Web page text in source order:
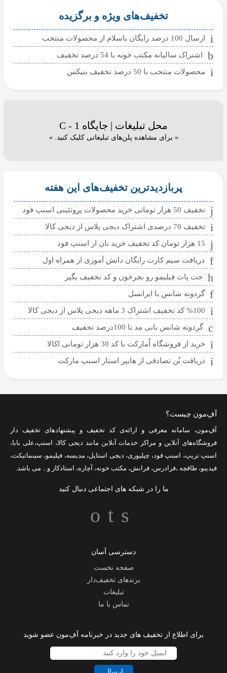
تخفیف‌های ویژه و برگزیده
ارسال 100 درصد رایگان باسلام از محصولات منتخب
اشتراک سالیانه مکتب خونه با 54 درصد تخفیف
محصولات منتخب با 50 درصد تخفیف بنیکس
محل تبلیغات | جایگاه C - 1
« برای مشاهده پلن‌های تبلیغاتی کلیک کنید. »
پربازدیدترین تخفیف‌های این هفته
تخفیف 50 هزار تومانی خرید محصولات پروتئینی اسنپ فود
تخفیف 70 درصدی اشتراک دیجی پلاس از دیجی کالا
15 هزار تومان کد تخفیف خرید نان از اسنپ فود
دریافت سیم کارت رایگان دانش آموزی از همراه اول
جت پات فیلیمو رو بچرخون و کد تخفیف بگیر
گردونه شانس با ایرانسل
%100 کد تخفیف اشتراک 3 ماهه دیجی پلاس از دیجی کالا
گردونه شانس بانی مد تا 100درصد تخفیف
خرید از فروشگاه اُمارکت با کد 30 هزار تومانی اکالا
دریافت بُن تصادفی از هایپر استار اسنپ مارکت
آفِ‌مون چیست؟
آفِ‌مون، سامانه معرفی و ارائه‌یکد تخفیف و پیشنهادهای تخفیف دار
فروشگاه‌های آنلاین و مراکز خدمات آنلاین مانند دیجی کالا، اسنپ،علی بابا،
اسنپ تریپ، اسنپ فود ، چیلیوری، دیجی استایل، مدیسه، فیلیمو، سینماتیکت،
فیدیبو، طاقچه ،فرادرس، فرانش، مکتب خونه، آچاره، استادکار و... می باشد.
ما را در شبکه های اجتماعی دنبال کنید
دسترسی آسان
صفحه نخست
برندهای تخفیف‌دار
تبلیغات
تماس با ما
برای اطلاع از تخفیف های جدید در خبرنامه آفِ‌مون عضو شوید